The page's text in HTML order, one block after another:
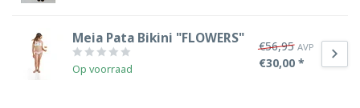
Meia Pata Bikini "FLOWERS"
Op voorraad
€56,95 AVP
€30,00 *